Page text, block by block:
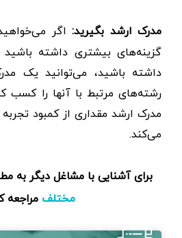
مدرک ارشد بگیرید: اگر
رشته‌های مرتبط با آنها را
مدرک ارشد مقداری از کمبود
می‌کند.
برای آشنایی با مشاغل دیگر به
مختلف مراجعه